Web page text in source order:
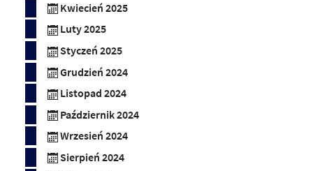
Kwiecień 2025
Luty 2025
Styczeń 2025
Grudzień 2024
Listopad 2024
Październik 2024
Wrzesień 2024
Sierpień 2024